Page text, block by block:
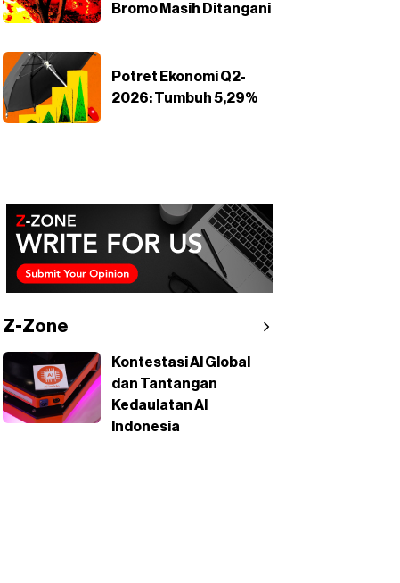
Bromo Masih Ditangani
Potret Ekonomi Q2-
2026: Tumbuh 5,29%
Z-Zone
Kontestasi AI Global
dan Tantangan
Kedaulatan AI
Indonesia